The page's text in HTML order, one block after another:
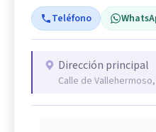
Teléfono
Dirección principal
Calle de